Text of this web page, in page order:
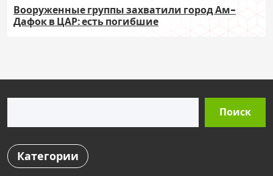
Вооруженные группы захватили город Ам-
Дафок в ЦАР: есть погибшие
Поиск
Категории